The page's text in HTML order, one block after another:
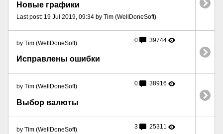
Новые графики
Last post: 19 Jul 2019, 09:34 by Tim (WellDoneSoft)
by Tim (WellDoneSoft) 0 39744
Исправлены ошибки
by Tim (WellDoneSoft) 0 38916
Выбор валюты
by Tim (WellDoneSoft) 3 25311